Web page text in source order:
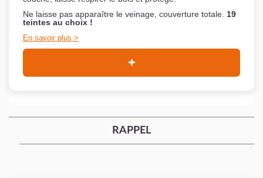
Ne laisse pas apparaître le veinage, couverture totale. 19
teintes au choix !
En savoir plus
RAPPEL